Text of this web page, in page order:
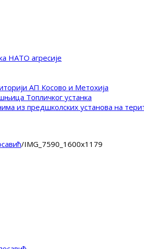
НАТО агресије
АП Косово и Метохија
Топличког устанка
из предшколских установа на
/IMG_7590_1600x1179